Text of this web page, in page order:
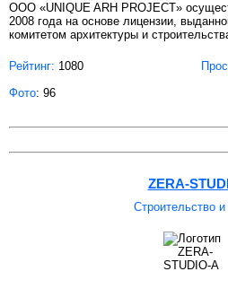
OOO «UNIQUE ARH PROJECT»
2008 года на основе лицензии,
комитетом архитектуры и
Рейтинг: 1080
Фото: 96
ZERA-
Строительство